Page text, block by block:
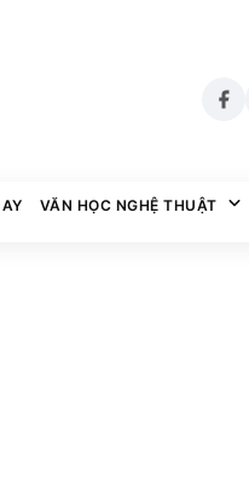
VĂN HỌC NGHỆ THUẬT